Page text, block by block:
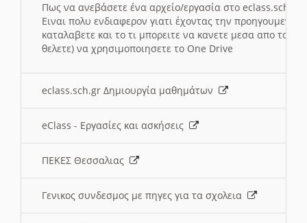
Πως να ανεβάσετε ένα αρχείο/εργασία στο eclass.sch.gr
Ειναι πολυ ενδιαφερον γιατι έχοντας την
καταλαβετε και το τι μπορειτε να κανετε μεσα απο το
θελετε) να χρησιμοποιησετε το One Drive
eclass.sch.gr Δημιουργία μαθημάτων
eClass - Εργασίες και ασκήσεις
ΠΕΚΕΣ Θεσσαλιας
Γενικος συνδεσμος με πηγες για τα σχολεια